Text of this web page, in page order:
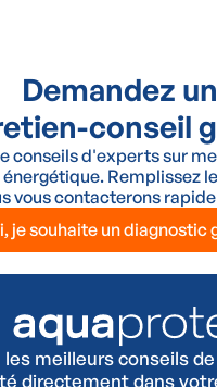
Demandez un
conseil
conseils d'experts sur
Remplissez
vous contacterons
je souhaite un diagnostic
les meilleurs conseils
directement dans